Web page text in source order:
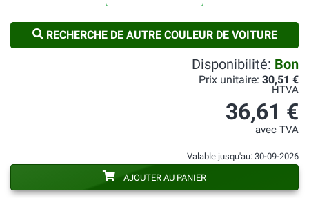
RECHERCHE DE AUTRE COULEUR DE VOITURE
Disponibilité: Bon
Prix unitaire: 30,51 €
HTVA
36,61 €
avec TVA
Valable jusqu'au: 30-09-2026
AJOUTER AU PANIER